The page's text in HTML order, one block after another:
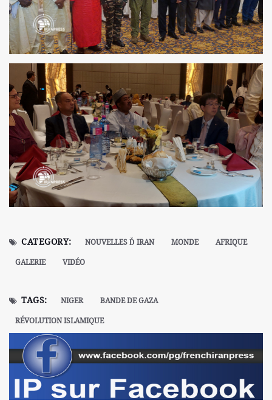
CATEGORY: NOUVELLES Ď IRAN MONDE
AFRIQUE
GALERIE
VIDÉO
TAGS: NIGER
BANDE DE GAZA
RÉVOLUTION ISLAMIQUE